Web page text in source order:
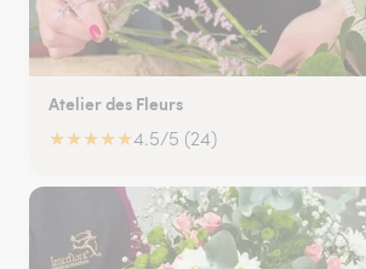
Atelier des Fleurs
★★★★★4.5/5 (24)